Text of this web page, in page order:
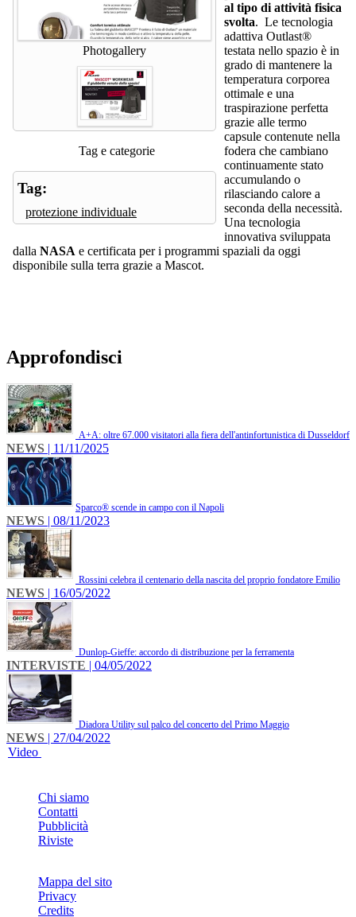
Photogallery
Tag e categorie
Tag:
protezione individuale
al tipo di attività fisica
svolta. Le tecnologia
adattiva Outlast®
testata nello spazio è in
grado di mantenere la
temperatura corporea
ottimale e una
traspirazione perfetta
grazie alle termo
capsule contenute nella
fodera che cambiano
continuamente stato
accumulando o
rilasciando calore a
seconda della necessità.
Una tecnologia
innovativa sviluppata
dalla NASA e certificata per i programmi spaziali da oggi
disponibile sulla terra grazie a Mascot.
Approfondisci
A+A: oltre 67.000 visitatori alla fiera dell'antinfortunistica di Dusseldorf
NEWS | 11/11/2025
​Sparco® scende in campo con il Napoli
NEWS | 08/11/2023
Rossini celebra il centenario della nascita del proprio fondatore Emilio
NEWS | 16/05/2022
Dunlop-Gieffe: accordo di distribuzione per la ferramenta
INTERVISTE | 04/05/2022
Diadora Utility sul palco del concerto del Primo Maggio
NEWS | 27/04/2022
Video
Chi siamo
Contatti
Pubblicità
Riviste
Mappa del sito
Privacy
Credits